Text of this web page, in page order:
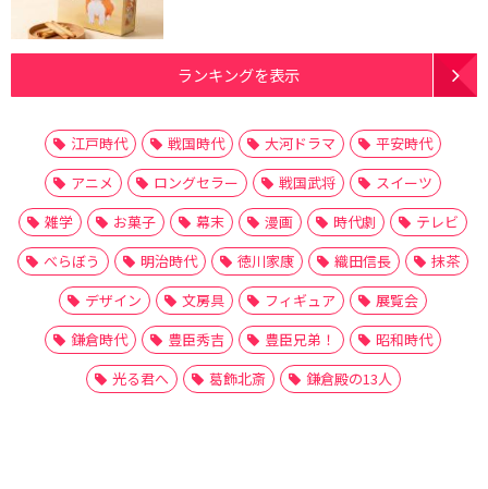
ランキングを表示
江戸時代 戦国時代 大河ドラマ
平安時代
アニメ
ロングセラー 戦国武将
スイーツ
雑学
お菓子 幕末 漫画 時代劇
テレビ
べらぼう
明治時代 徳川家康 織田信長
抹茶
デザイン
文房具 フィギュア
展覧会
鎌倉時代
豊臣秀吉 豊臣兄弟！
昭和時代
光る君へ
葛飾北斎 鎌倉殿の13人